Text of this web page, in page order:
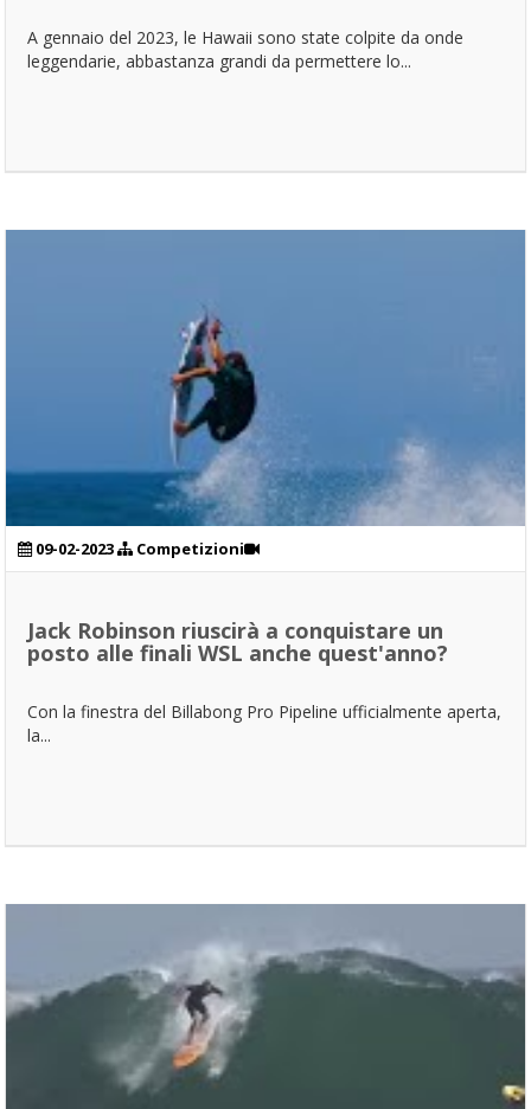
A gennaio del 2023, le Hawaii sono state colpite da onde
leggendarie, abbastanza grandi da permettere lo...
09-02-2023 Competizioni
Jack Robinson riuscirà a conquistare un
posto alle finali WSL anche quest'anno?
Con la finestra del Billabong Pro Pipeline ufficialmente aperta,
la...